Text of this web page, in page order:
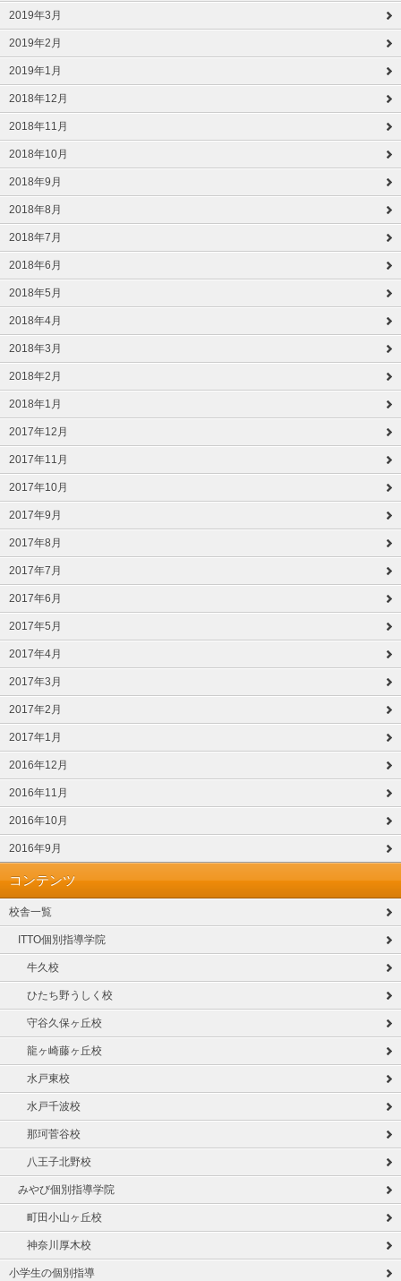
2019年3月
2019年2月
2019年1月
2018年12月
2018年11月
2018年10月
2018年9月
2018年8月
2018年7月
2018年6月
2018年5月
2018年4月
2018年3月
2018年2月
2018年1月
2017年12月
2017年11月
2017年10月
2017年9月
2017年8月
2017年7月
2017年6月
2017年5月
2017年4月
2017年3月
2017年2月
2017年1月
2016年12月
2016年11月
2016年10月
2016年9月
コンテンツ
校舎一覧
ITTO個別指導学院
牛久校
ひたち野うしく校
守谷久保ヶ丘校
龍ヶ崎藤ヶ丘校
水戸東校
水戸千波校
那珂菅谷校
八王子北野校
みやび個別指導学院
町田小山ヶ丘校
神奈川厚木校
小学生の個別指導